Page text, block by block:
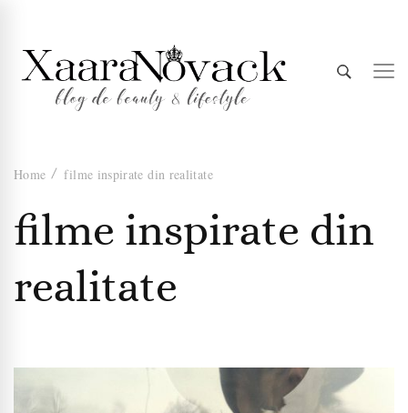
Xaara
Novack
Home filme inspirate din realitate
filme inspirate din
realitate